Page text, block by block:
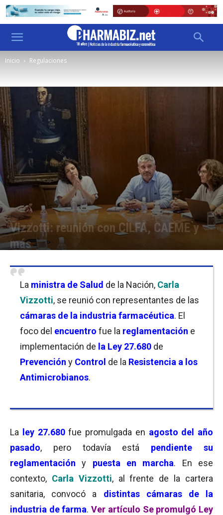
Inicio Regulaciones
Vizzotti: reunión con CILFA, CAEME y
más
La ministra de Salud de la Nación, Carla
Vizzotti, se reunió con representantes de las
cámaras de la industria farmacéutica. El
foco del encuentro fue la reglamentación e
implementación de la Ley 27.680 de
Prevención y Control de la Resistencia a los
Antimicrobianos.
La ley 27.680fue promulgada en agosto del año
pasado, pero todavía está pendiente su
reglamentación
y puesta en marcha. En ese
contexto, Carla Vizzotti, al frente de la cartera
sanitaria, convocó a distintas cámaras de la
industria de farma.Ver artículo Se promulgó Ley